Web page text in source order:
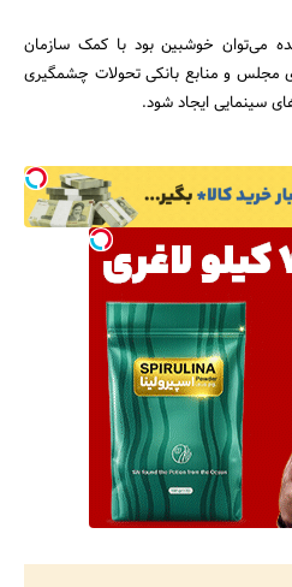
می‌توان خوشبین بود با کمک سازمان
مجلس و منابع بانکی تحولات چشمگیری
سینمایی ایجاد شود.